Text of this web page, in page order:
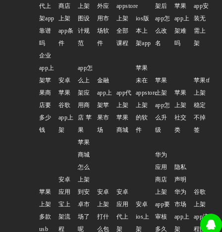
代上
架app
靠谱
吗
商店
上架
app条
件
上架
图设
计规
范
外应
用市
场软
件
appstore
上架
全部
课程
ios版
本上
架app
架后
app怎
么改
名
苹果
app上
架难
吗
app安
装无
需上
架
企业
app上
架苹
果商
店要
多少
钱
安卓
苹果
谷歌
app上
架
app怎
么上
架应
用商
店 苹
果
金融
app上
架苹
果市
场
app代
上架
苹果
商城
苹果
未在
appstore
上架
的软
件
苹果
上架
app怎
么升
级
苹果
上架
社交
类
苹果tf
上架
稳定
不掉
签
苹果
上架
多款
usb
安卓
应用
宝上
架流
程
苹果
商城
怎么
上架
到安
卓市
场了
呢
安卓
上架
打什
么包
安卓
应用
代上
架
安卓
ios上
架
华为
应用
商店
上架
app要
审核
多久
隐私
声明
华为
市场
app上
架
谷歌
上架
app流
程图